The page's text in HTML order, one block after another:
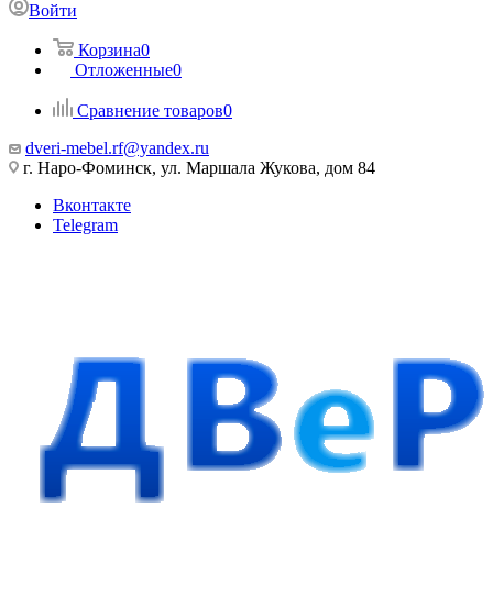
Войти
Корзина0
Отложенные0
Сравнение товаров0
dveri-mebel.rf@yandex.ru
г. Наро-Фоминск, ул. Маршала Жукова, дом 84
Вконтакте
Telegram